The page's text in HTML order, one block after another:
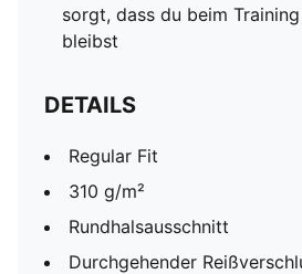
sorgt, dass du beim
bleibst
DETAILS
Regular Fit
310 g/m²
Rundhalsausschnitt
Durchgehender